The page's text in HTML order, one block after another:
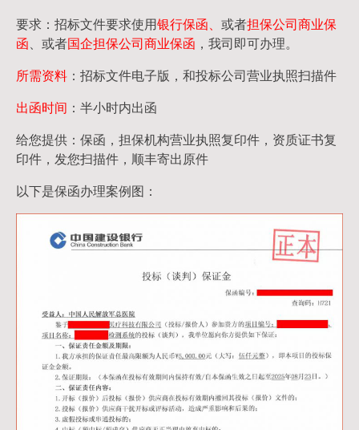
要求：招标文件要求使用银行保函、 或者担保公司商业保
函 、或者国企担保公司商业保函 ，我司即可办理。
所需资料 ：招标文件电子版，和投标公司营业执照扫描件
出函时间 ：半小时内出函
给您提供：保函，担保机构营业执照复印件，资质证书复
印件，发您扫描件，顺丰寄出原件
以下是保函办理案例图：